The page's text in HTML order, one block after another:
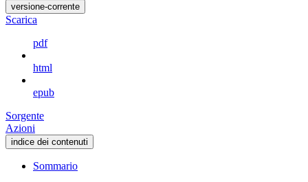
versione-corrente
Scarica
pdf
html
epub
Sorgente
Azioni
indice dei contenuti
Sommario